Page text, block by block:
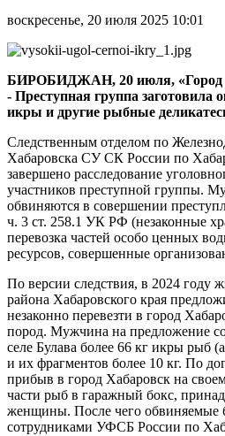
преступной
обвиняемые
незаконном
обороте
икры
частей
рыб
осетровых
пород
воскресенье, 20 июля 2025 10:01
БИРОБИДЖАН, 20 июля, «Город
- Преступная группа заготовила
икры и другие рыбные
Следственным отделом по
Хабаровска СУ СК России по
завершено расследование
участников преступной группы.
обвиняются в совершении
ч. 3 ст. 258.1 УК РФ (незаконные
перевозка частей особо ценных
ресурсов, совершенные
По версии следствия, в 2024 году
района Хабаровского края
незаконно перевезти в город
пород. Мужчина на предложение
селе Булава более 66 кг икры рыб
и их фрагментов более 10 кг. По
прибыв в город Хабаровск на
части рыб в гаражный бокс,
женщины. После чего обвиняемые
сотрудниками УФСБ России по